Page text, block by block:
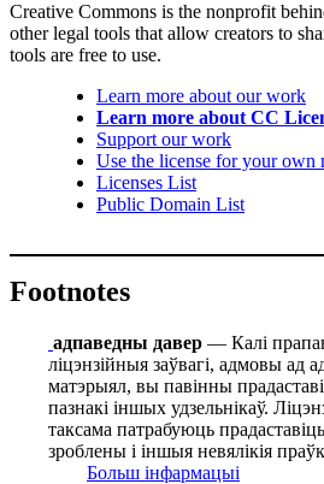
Creative Commons is the nonprofit
other legal tools that allow creators to
tools are free to use.
Learn more about our work
Learn more about CC
Support our work
Use the license for your own
Licenses List
Public Domain List
Footnotes
адпаведны давер — Калі
ліцэнзійныя заўвагі, адмовы ад
матэрыял, вы павінны
пазнакі іншых удзельнікаў.
таксама патрабуюць
зроблены і іншыя невялікія
Больш інфармацыі